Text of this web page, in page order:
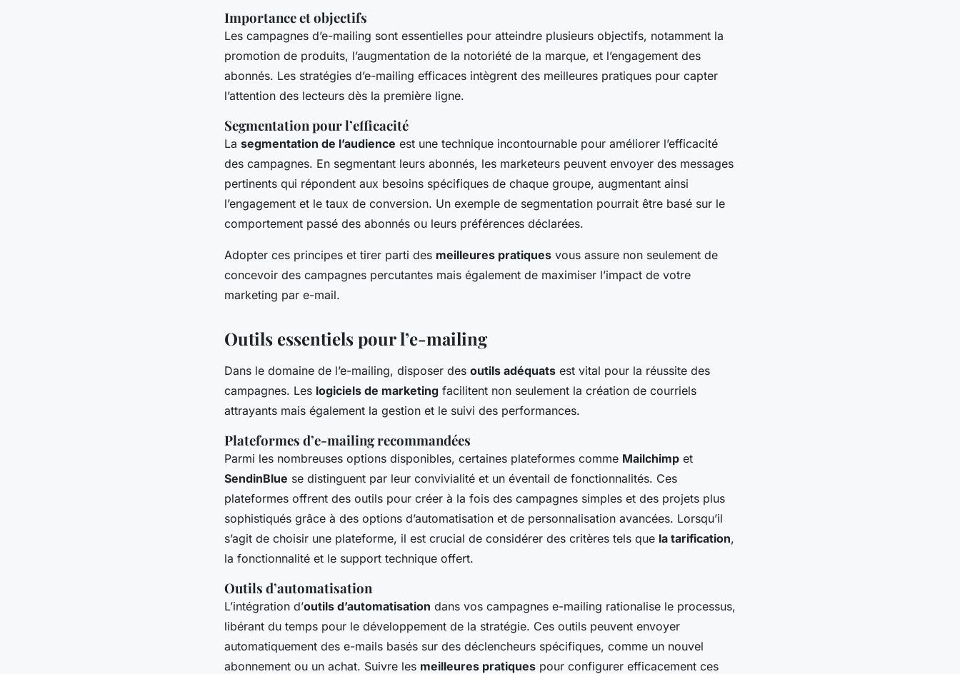
Importance et objectifs
Les campagnes d’e-mailing sont essentielles pour atteindre plusieurs objectifs, notamment la
promotion de produits, l’augmentation de la notoriété de la marque, et l’engagement des
abonnés. Les stratégies d’e-mailing efficaces intègrent des meilleures pratiques pour capter
l’attention des lecteurs dès la première ligne.
Segmentation pour l’efficacité
La segmentation de l’audience est une technique incontournable pour améliorer l’efficacité
des campagnes. En segmentant leurs abonnés, les marketeurs peuvent envoyer des messages
pertinents qui répondent aux besoins spécifiques de chaque groupe, augmentant ainsi
l’engagement et le taux de conversion. Un exemple de segmentation pourrait être basé sur le
comportement passé des abonnés ou leurs préférences déclarées.
Adopter ces principes et tirer parti des meilleures pratiques vous assure non seulement de
concevoir des campagnes percutantes mais également de maximiser l’impact de votre
marketing par e-mail.
Outils essentiels pour l’e-mailing
Dans le domaine de l’e-mailing, disposer des outils adéquats est vital pour la réussite des
campagnes. Les logiciels de marketing facilitent non seulement la création de courriels
attrayants mais également la gestion et le suivi des performances.
Plateformes d’e-mailing recommandées
Parmi les nombreuses options disponibles, certaines plateformes comme Mailchimp et
SendinBlue se distinguent par leur convivialité et un éventail de fonctionnalités. Ces
plateformes offrent des outils pour créer à la fois des campagnes simples et des projets plus
sophistiqués grâce à des options d’automatisation et de personnalisation avancées. Lorsqu’il
s’agit de choisir une plateforme, il est crucial de considérer des critères tels que la tarification,
la fonctionnalité et le support technique offert.
Outils d’automatisation
L’intégration d’outils d’automatisation dans vos campagnes e-mailing rationalise le processus,
libérant du temps pour le développement de la stratégie. Ces outils peuvent envoyer
automatiquement des e-mails basés sur des déclencheurs spécifiques, comme un nouvel
abonnement ou un achat. Suivre les meilleures pratiques pour configurer efficacement ces